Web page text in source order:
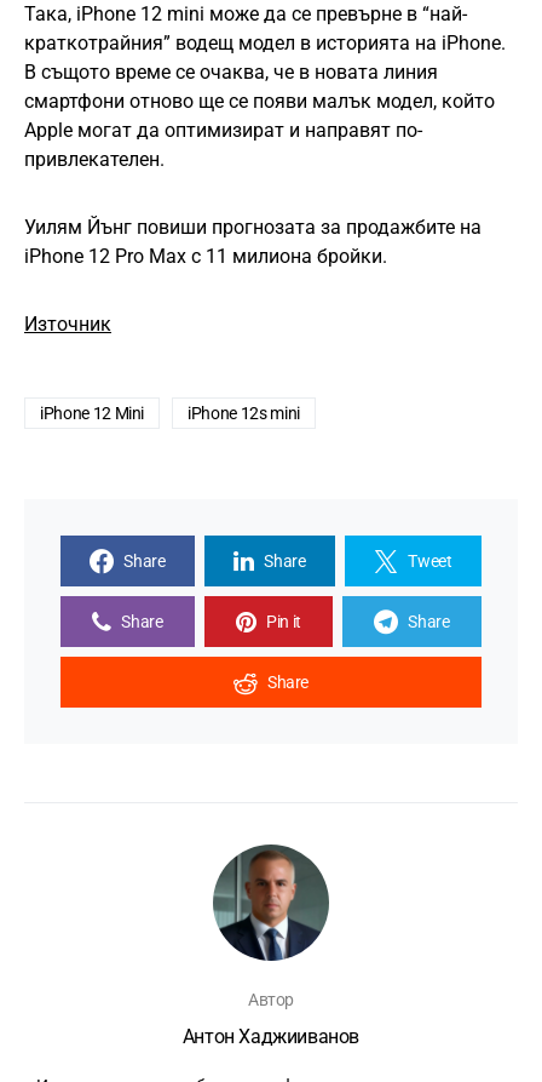
Така, iPhone 12 mini може да се превърне в “най-
краткотрайния” водещ модел в историята на iPhone.
В същото време се очаква, че в новата линия
смартфони отново ще се появи малък модел, който
Apple могат да оптимизират и направят по-
привлекателен.
Уилям Йънг повиши прогнозата за продажбите на
iPhone 12 Pro Max с 11 милиона бройки.
Източник
iPhone 12 Mini iPhone 12s mini
Share Share Tweet
Share Pin it Share
Share
Автор
Антон Хаджииванов